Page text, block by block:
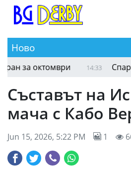
Ново
за октомври Спартак
Съставът на
мача с Кабо
Jun 15, 2026, 5:22 PM 1